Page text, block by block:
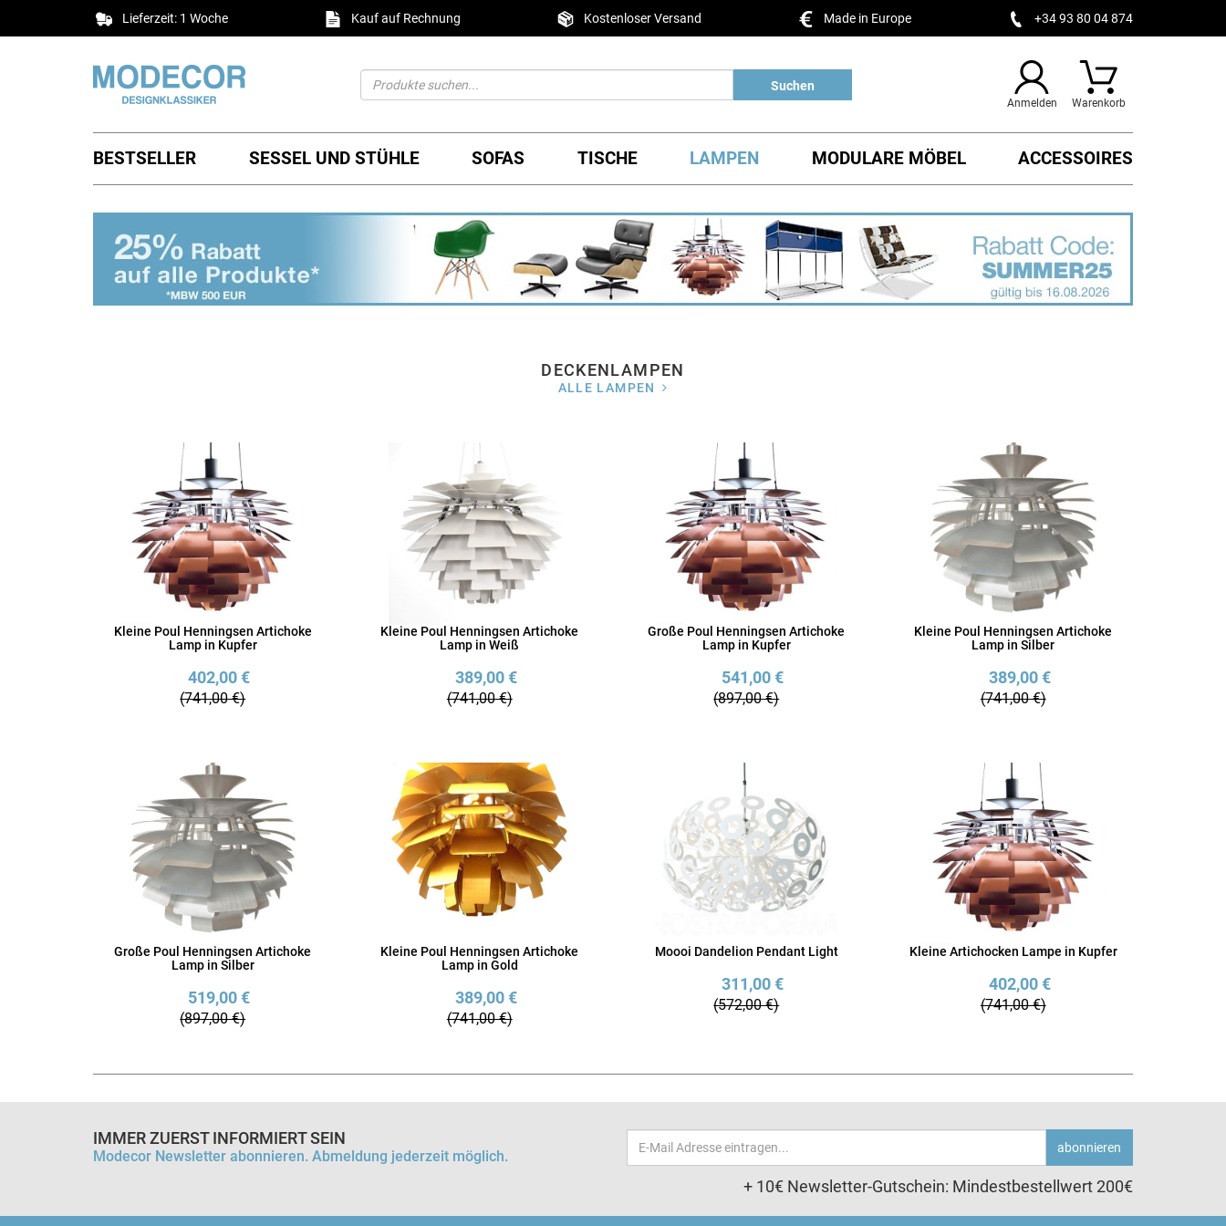
Lieferzeit: 1 Woche Kauf auf Rechnung Kostenloser Versand Made in Europe +34 93 80 04 874
Suchen
Anmelden Warenkorb
BESTSELLER SESSEL UND STÜHLE SOFAS TISCHE LAMPEN MODULARE MÖBEL ACCESSOIRES
DECKENLAMPEN
ALLE LAMPEN
Kleine Poul Henningsen Artichoke
Lamp in Kupfer
402,00 €
(741,00 €)
Kleine Poul Henningsen Artichoke
Lamp in Weiß
389,00 €
(741,00 €)
Große Poul Henningsen Artichoke
Lamp in Kupfer
541,00 €
(897,00 €)
Kleine Poul Henningsen Artichoke
Lamp in Silber
389,00 €
(741,00 €)
Große Poul Henningsen Artichoke
Lamp in Silber
519,00 €
(897,00 €)
Kleine Poul Henningsen Artichoke
Lamp in Gold
389,00 €
(741,00 €)
Moooi Dandelion Pendant Light
311,00 €
(572,00 €)
Kleine Artichocken Lampe in Kupfer
402,00 €
(741,00 €)
IMMER ZUERST INFORMIERT SEIN
Modecor Newsletter abonnieren. Abmeldung jederzeit möglich.
Email-
Adresse
abonnieren
+ 10€ Newsletter-Gutschein: Mindestbestellwert 200€